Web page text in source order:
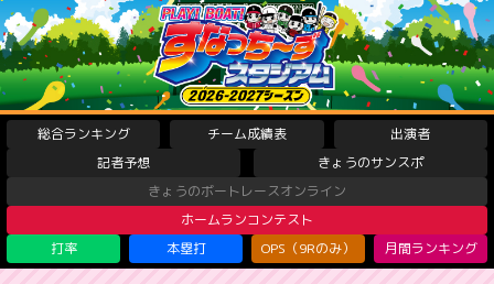
総合ランキング チーム成績表
出演者
記者予想
きょうのサンスポ
きょうのボートレースオンライン
ホームランコンテスト
打率
本塁打 OPS（9Rのみ） 月間ランキング